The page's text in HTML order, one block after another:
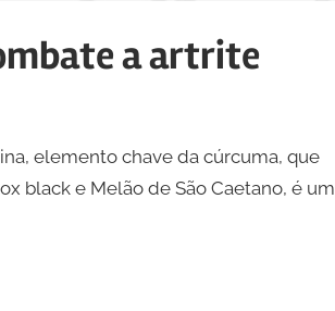
a artrite
elemento chave da cúrcuma, que
black e Melão de São Caetano, é um